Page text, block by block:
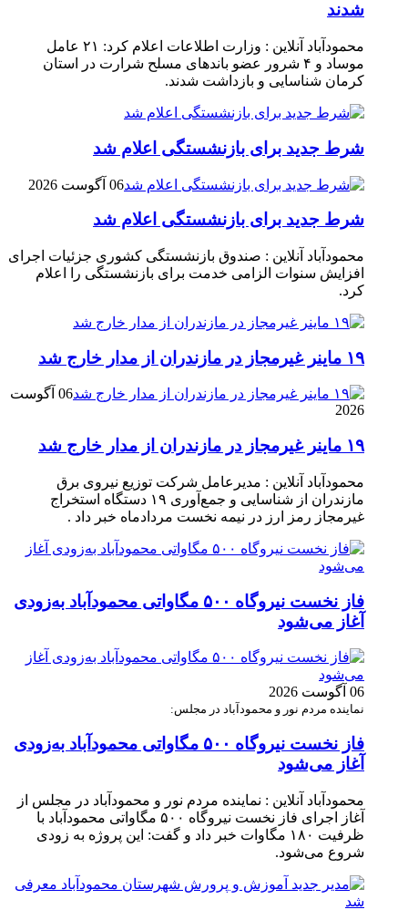
شدند
محمودآباد آنلاین : وزارت اطلاعات اعلام کرد: ۲۱ عامل
موساد و ۴ شرور عضو باند‌های مسلح شرارت در استان
کرمان شناسایی و بازداشت شدند.
شرط جدید برای بازنشستگی اعلام شد
06 آگوست 2026
شرط جدید برای بازنشستگی اعلام شد
محمودآباد آنلاین : صندوق بازنشستگی کشوری جزئیات اجرای
افزایش سنوات الزامی خدمت برای بازنشستگی را اعلام
کرد.
۱۹ ماینر غیرمجاز در مازندران از مدار خارج شد
06 آگوست
2026
۱۹ ماینر غیرمجاز در مازندران از مدار خارج شد
محمودآباد آنلاین : مدیرعامل شرکت توزیع نیروی برق
مازندران از شناسایی و جمع‌آوری ۱۹ دستگاه استخراج
غیرمجاز رمز ارز در نیمه نخست مردادماه خبر داد .
فاز نخست نیروگاه ۵۰۰ مگاواتی محمودآباد به‌زودی
آغاز می‌شود
06 آگوست 2026
نماینده مردم نور و محمودآباد در مجلس:
فاز نخست نیروگاه ۵۰۰ مگاواتی محمودآباد به‌زودی
آغاز می‌شود
محمودآباد آنلاین : نماینده مردم نور و محمودآباد در مجلس از
آغاز اجرای فاز نخست نیروگاه ۵۰۰ مگاواتی محمودآباد با
ظرفیت ۱۸۰ مگاوات خبر داد و گفت: این پروژه به زودی
شروع می‌شود.